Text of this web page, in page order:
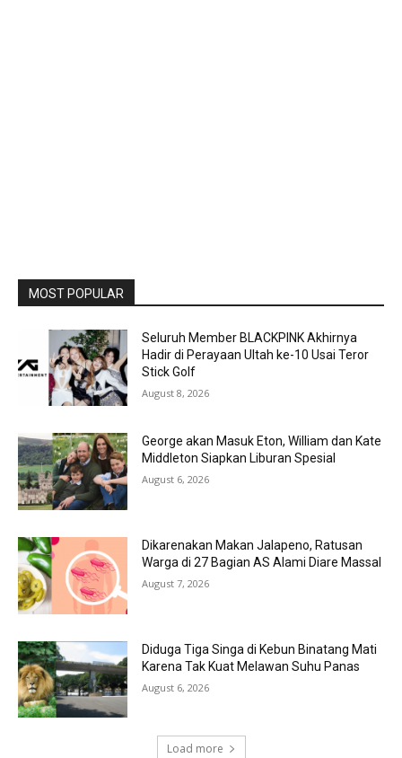
MOST POPULAR
Seluruh Member BLACKPINK Akhirnya
Hadir di Perayaan Ultah ke-10 Usai Teror
Stick Golf
August 8, 2026
George akan Masuk Eton, William dan Kate
Middleton Siapkan Liburan Spesial
August 6, 2026
Dikarenakan Makan Jalapeno, Ratusan
Warga di 27 Bagian AS Alami Diare Massal
August 7, 2026
Diduga Tiga Singa di Kebun Binatang Mati
Karena Tak Kuat Melawan Suhu Panas
August 6, 2026
Load more